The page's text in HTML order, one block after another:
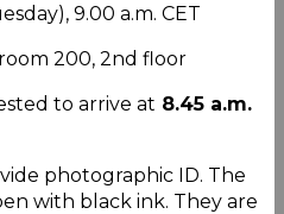
9.00 a.m. CET
200, 2nd floor
to arrive at 8.45 a.m.
photographic ID. The
with black ink. They are